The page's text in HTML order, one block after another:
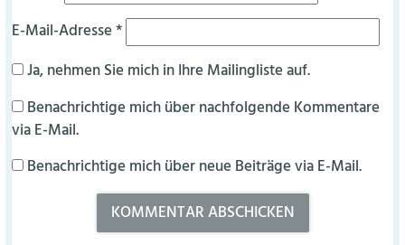
E-Mail-Adresse*
Ja, nehmen Sie mich in Ihre Mailingliste auf.
Benachrichtige mich über nachfolgende Kommentare
via E-Mail.
Benachrichtige mich über neue Beiträge via E-Mail.